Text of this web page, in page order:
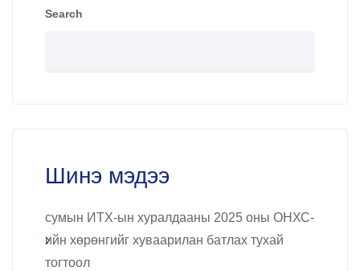
Search
Шинэ мэдээ
сумын ИТХ-ын хуралдааны 2025 оны ОНХС-
ийн хөрөнгийг хуваарилан батлах тухай
тогтоол